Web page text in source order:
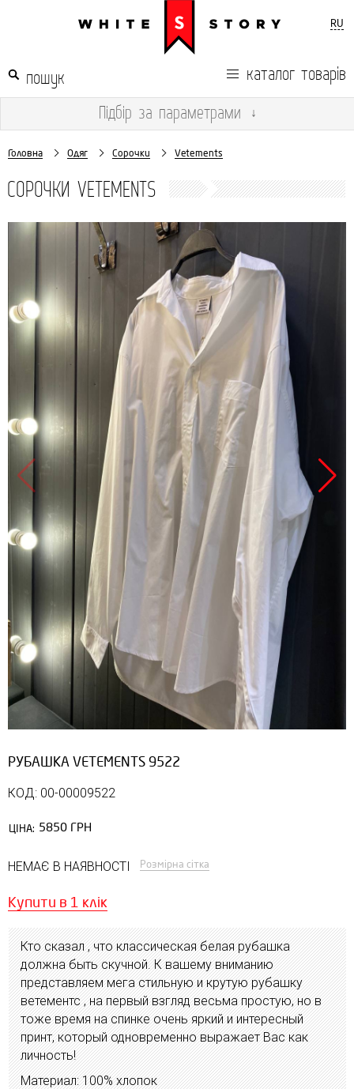
RU
каталог товарів
Підбір за параметрами ↓
Головна Одяг Сорочки Vetements
СОРОЧКИ VETEMENTS
Продано
РУБАШКА VETEMENTS 9522
КОД: 00-00009522
ЦІНА: 5850 ГРН
НЕМАЄ В НАЯВНОСТІ Розмірна сітка
Купити в 1 клік
Кто сказал , что классическая белая рубашка
должна быть скучной. К вашему вниманию
представляем мега стильную и крутую рубашку
ветементс , на первый взгляд весьма простую, но в
тоже время на спинке очень яркий и интересный
принт, который одновременно выражает Вас как
личность!
Материал: 100% хлопок